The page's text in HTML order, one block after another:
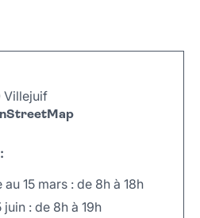
Villejuif
15 mars : de 8h à 18h
juin : de 8h à 19h